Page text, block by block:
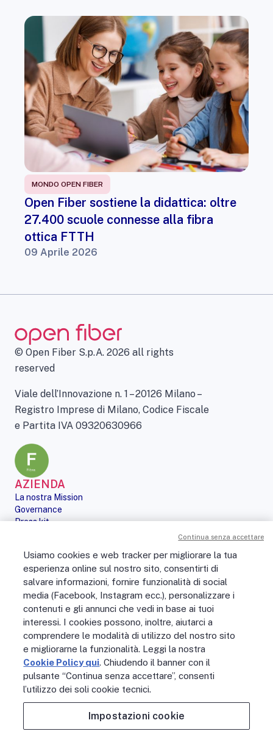
MONDO OPEN FIBER
Open Fiber sostiene la didattica: oltre
27.400 scuole connesse alla fibra
ottica FTTH
09 Aprile 2026
© Open Fiber S.p.A. 2026 all rights
reserved
Viale dell’Innovazione n. 1 – 20126 Milano –
Registro Imprese di Milano, Codice Fiscale
e Partita IVA 09320630966
AZIENDA
La nostra Mission
Governance
Press kit
Digital Services Act
PERSONE
No Fibra? No Party!
Posizioni aperte
La vita in Open Fiber
Lavora con noi
La nostra cultura
MONDO OPEN FIBER
Supporto
Assistenza scavi
Open Fiber Network Solutions
Area Riservata Operatori
Usiamo cookies e web tracker per migliorare la tua
esperienza online sul nostro sito, consentirti di
salvare informazioni, fornire funzionalità di social
media (Facebook, Instagram ecc.), personalizzare i
contenuti e gli annunci che vedi in base ai tuoi
interessi. I cookies possono, inoltre, aiutarci a
comprendere le modalità di utilizzo del nostro sito
e migliorarne la funzionalità. Leggi la nostra
Cookie Policy qui. Chiudendo il banner con il
pulsante “Continua senza accettare”, consenti
l’utilizzo dei soli cookie tecnici.
Impostazioni cookie
Continua senza accettare